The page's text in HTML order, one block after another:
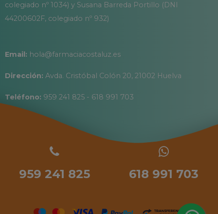
colegiado nº 1034) y Susana Barreda Portillo (DNI
44200602F, colegiado nº 932)
Email: hola@farmaciacostaluz.es
Dirección: Avda. Cristóbal Colón 20, 21002 Huelva
Teléfono: 959 241 825 - 618 991 703
959 241 825 618 991 703